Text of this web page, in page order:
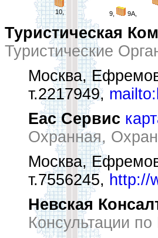
10, 9, 9А,
Туристическая
Туристические
Москва,
т.2217949,
Еас Сервис
Охранная,
Москва,
т.7556245, http://
Невская
Консультации